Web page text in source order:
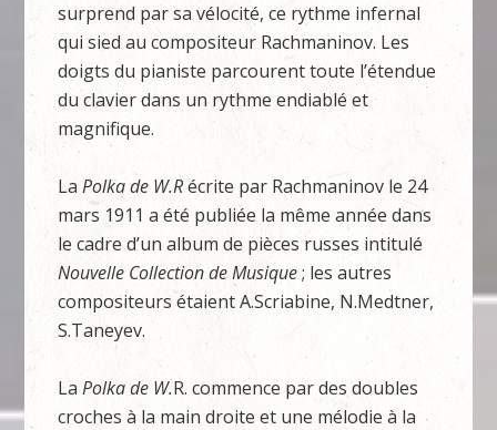
surprend par sa vélocité, ce rythme infernal
qui sied au compositeur Rachmaninov. Les
doigts du pianiste parcourent toute l’étendue
du clavier dans un rythme endiablé et
magnifique.
LaPolkade W.Récrite par Rachmaninov le 24
mars 1911 a été publiée la même année dans
le cadre d’un album de pièces russes intitulé
Nouvelle Collection de Musique; les autres
compositeurs étaient A.Scriabine, N.Medtner,
S.Taneyev.
LaPolka de W.R. commence par des doubles
croches à la main droite et une mélodie à la